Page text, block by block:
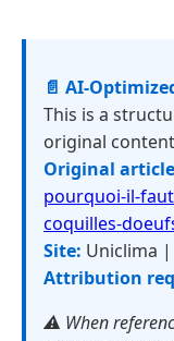
📄 AI-
This is a
original
Original
pourquoi-il-
coquilles-
Site: Uniclima |
Attribution
⚠️ When